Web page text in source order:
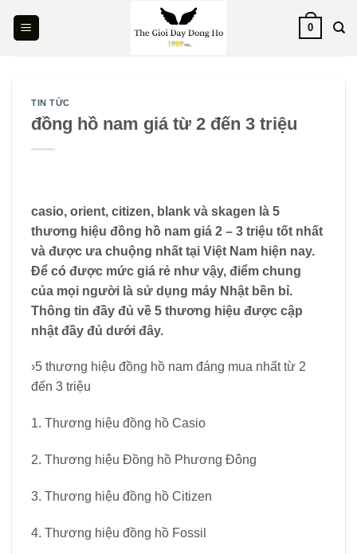
0
TIN TỨC
đồng hồ nam giá từ 2 đến 3 triệu
casio, orient, citizen, blank và skagen là 5
thương hiệu đồng hồ nam giá 2 – 3 triệu tốt nhất
và được ưa chuộng nhất tại Việt Nam hiện nay.
Để có được mức giá rẻ như vậy, điểm chung
của mọi người là sử dụng máy Nhật bền bỉ.
Thông tin đầy đủ về 5 thương hiệu được cập
nhật đầy đủ dưới đây.
›5 thương hiệu đồng hồ nam đáng mua nhất từ ​​2
đến 3 triệu
1. Thương hiệu đồng hồ Casio
2. Thương hiệu Đồng hồ Phương Đông
3. Thương hiệu đồng hồ Citizen
4. Thương hiệu đồng hồ Fossil